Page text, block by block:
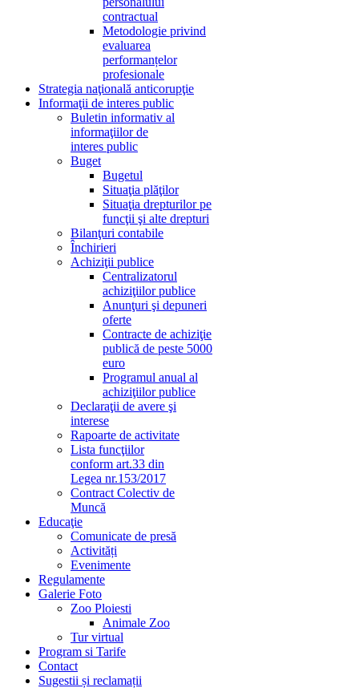
contractual
Metodologie privind
evaluarea
performanțelor
profesionale
Strategia naţională anticorupţie
Informaţii de interes public
Buletin informativ al
informaţiilor de
interes public
Buget
Bugetul
Situaţia plăţilor
Situaţia drepturilor pe
funcţii şi alte drepturi
Bilanţuri contabile
Închirieri
Achiziţii publice
Centralizatorul
achiziţiilor publice
Anunţuri şi depuneri
oferte
Contracte de achiziţie
publică de peste 5000
euro
Programul anual al
achiziţiilor publice
Declaraţii de avere şi
interese
Rapoarte de activitate
Lista funcţiilor
conform art.33 din
Legea nr.153/2017
Contract Colectiv de
Muncă
Educaţie
Comunicate de presă
Activități
Evenimente
Regulamente
Galerie Foto
Zoo Ploiesti
Animale Zoo
Tur virtual
Program si Tarife
Contact
Sugestii și reclamații